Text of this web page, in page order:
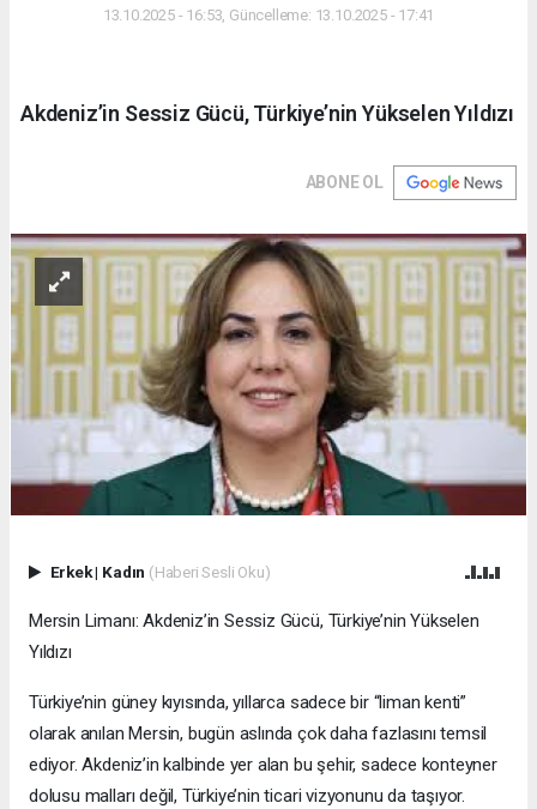
13.10.2025 - 16:53, Güncelleme: 13.10.2025 - 17:41
Akdeniz’in Sessiz Gücü, Türkiye’nin Yükselen Yıldızı
ABONE OL
Erkek| Kadın (Haberi Sesli Oku)
Mersin Limanı: Akdeniz’in Sessiz Gücü, Türkiye’nin Yükselen
Yıldızı
Türkiye’nin güney kıyısında, yıllarca sadece bir “liman kenti”
olarak anılan Mersin, bugün aslında çok daha fazlasını temsil
ediyor. Akdeniz’in kalbinde yer alan bu şehir, sadece konteyner
dolusu malları değil, Türkiye’nin ticari vizyonunu da taşıyor.